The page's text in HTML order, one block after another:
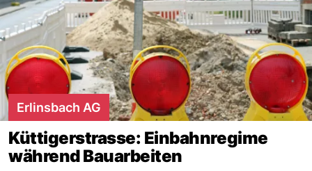
Erlinsbach AG
Küttigerstrasse: Einbahnregime
während Bauarbeiten